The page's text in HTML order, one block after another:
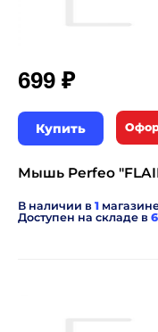
699 ₽
Купить
Мышь Perfeo
В наличии в 1
Доступен на складе в 6